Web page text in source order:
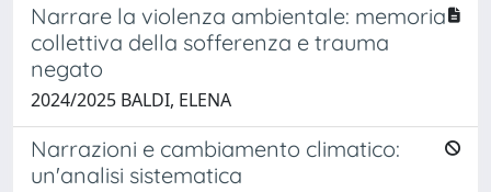
Narrare la violenza ambientale: memoria
collettiva della sofferenza e trauma
negato
2024/2025 BALDI, ELENA
Narrazioni e cambiamento climatico:
un'analisi sistematica